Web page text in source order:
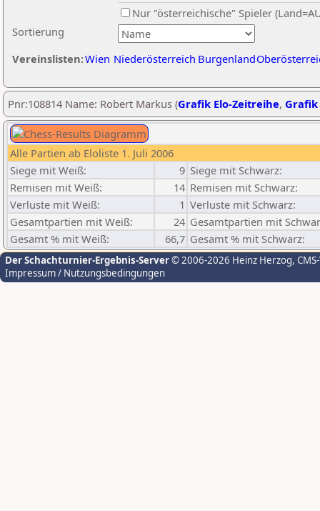
Sortierung
Nur "österreichische" Spieler
Vereinslisten:Wien Niederösterreich Burgenland
Pnr:108814 Name: Robert Markus (Grafik Elo-Zeitreihe, Grafik
Alle Partien ab Eloliste 1. Juli 2006
Siege mit Weiß:
9 Siege mit Schwarz:
Remisen mit Weiß:
14 Remisen mit Schwarz:
Verluste mit Weiß:
1 Verluste mit Schwarz:
Gesamtpartien mit Weiß:
24 Gesamtpartien mit
Gesamt % mit Weiß:
66,7 Gesamt % mit Schwarz:
Der Schachturnier-Ergebnis-Server© 2006-2026 Heinz Herzog,
Impressum / Nutzungsbedingungen